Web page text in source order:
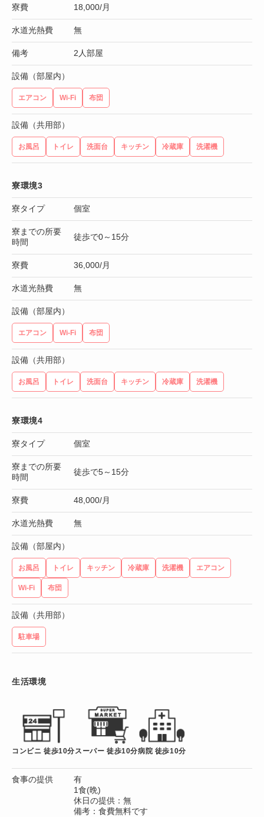
寮費 18,000/月
水道光熱費 無
備考 2人部屋
設備（部屋内）
エアコン Wi-Fi 布団
設備（共用部）
お風呂 トイレ 洗面台 キッチン 冷蔵庫 洗濯機
寮環境3
寮タイプ 個室
寮までの所要
時間
徒歩で0～15分
寮費 36,000/月
水道光熱費 無
設備（部屋内）
エアコン Wi-Fi 布団
設備（共用部）
お風呂 トイレ 洗面台 キッチン 冷蔵庫 洗濯機
寮環境4
寮タイプ 個室
寮までの所要
時間
徒歩で5～15分
寮費 48,000/月
水道光熱費 無
設備（部屋内）
お風呂 トイレ キッチン 冷蔵庫 洗濯機 エアコン
Wi-Fi 布団
設備（共用部）
駐車場
生活環境
コンビニ 徒歩10分スーパー 徒歩10分病院 徒歩10分
食事の提供
有
1食(晩)
休日の提供：無
備考：食費無料です